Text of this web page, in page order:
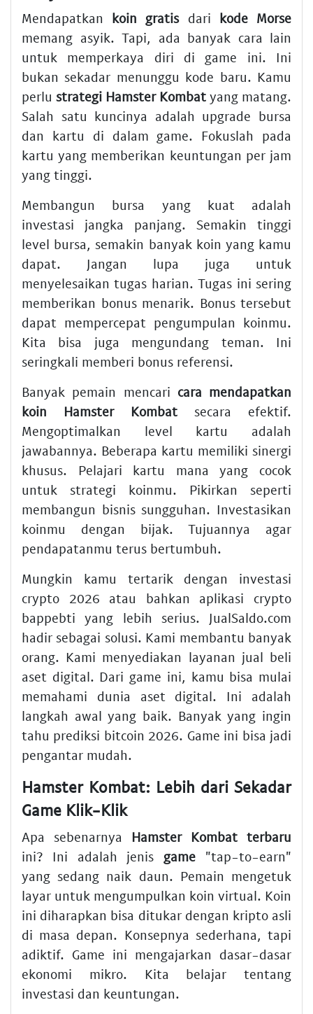
Mendapatkan koin gratisdari kode Morse
memang asyik. Tapi, ada banyak cara lain
untuk memperkaya diri di game ini. Ini
bukan sekadar menunggu kode baru. Kamu
perlu strategi Hamster Kombat yang matang.
Salah satu kuncinya adalah upgrade bursa
dan kartu di dalam game. Fokuslah pada
kartu yang memberikan keuntungan per jam
yang tinggi.
Membangun bursa yang kuat adalah
investasi jangka panjang. Semakin tinggi
level bursa, semakin banyak koin yang kamu
dapat. Jangan lupa juga untuk
menyelesaikan tugas harian. Tugas ini sering
memberikan bonus menarik. Bonus tersebut
dapat mempercepat pengumpulan koinmu.
Kita bisa juga mengundang teman. Ini
seringkali memberi bonus referensi.
Banyak pemain mencari cara mendapatkan
koin Hamster Kombat secara efektif.
Mengoptimalkan level kartu adalah
jawabannya. Beberapa kartu memiliki sinergi
khusus. Pelajari kartu mana yang cocok
untuk strategi koinmu. Pikirkan seperti
membangun bisnis sungguhan. Investasikan
koinmu dengan bijak. Tujuannya agar
pendapatanmu terus bertumbuh.
Mungkin kamu tertarik dengan investasi
crypto 2026 atau bahkan aplikasi crypto
bappebti yang lebih serius. JualSaldo.com
hadir sebagai solusi. Kami membantu banyak
orang. Kami menyediakan layanan jual beli
aset digital. Dari game ini, kamu bisa mulai
memahami dunia aset digital. Ini adalah
langkah awal yang baik. Banyak yang ingin
tahu prediksi bitcoin 2026. Game ini bisa jadi
pengantar mudah.
Hamster Kombat: Lebih dari Sekadar
Game Klik-Klik
Apa sebenarnya Hamster Kombat terbaru
ini? Ini adalah jenis game "tap-to-earn"
yang sedang naik daun. Pemain mengetuk
layar untuk mengumpulkan koin virtual. Koin
ini diharapkan bisa ditukar dengan kripto asli
di masa depan. Konsepnya sederhana, tapi
adiktif. Game ini mengajarkan dasar-dasar
ekonomi mikro. Kita belajar tentang
investasi dan keuntungan.